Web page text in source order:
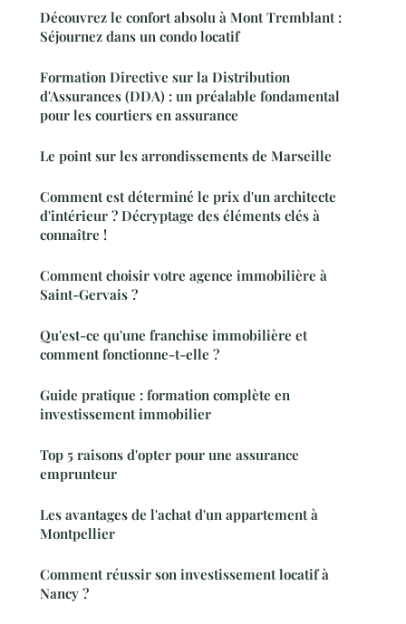
Découvrez le confort absolu à Mont Tremblant :
Séjournez dans un condo locatif
Formation Directive sur la Distribution
d'Assurances (DDA) : un préalable fondamental
pour les courtiers en assurance
Le point sur les arrondissements de Marseille
Comment est déterminé le prix d'un architecte
d'intérieur ? Décryptage des éléments clés à
connaître !
Comment choisir votre agence immobilière à
Saint-Gervais ?
Qu'est-ce qu'une franchise immobilière et
comment fonctionne-t-elle ?
Guide pratique : formation complète en
investissement immobilier
Top 5 raisons d'opter pour une assurance
emprunteur
Les avantages de l'achat d'un appartement à
Montpellier
Comment réussir son investissement locatif à
Nancy ?